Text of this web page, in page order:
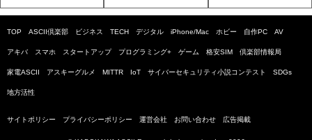
TOP ASCII倶楽部 ビジネス TECH デジタル iPhone/Mac ホビー 自作PC AV
アキバ スマホ スタートアップ プログラミング+ ゲーム 格安SIM 倶楽部情報局
家電ASCII アスキーグルメ MITTR IoT サイバーセキュリティ小説コンテスト SDGs
地方活性
サイトポリシー プライバシーポリシー 運営会社 お問い合わせ 広告掲載